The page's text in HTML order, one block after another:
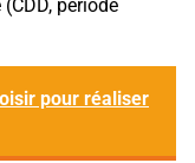
période
pour réaliser